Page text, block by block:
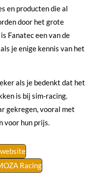
en producten die al
door het grote
Fanatec een van de
je enige kennis van het
als je bedenkt dat het
is bij sim-racing.
gekregen, vooral met
voor hun prijs.
Racing